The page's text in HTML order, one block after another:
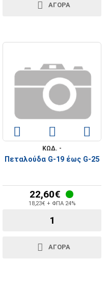
ΑΓΟΡΆ
ΚΩΔ. -
Πεταλούδα G-19 έως G-25
22,60€
18,23€ + ΦΠΑ 24%
ΑΓΟΡΆ